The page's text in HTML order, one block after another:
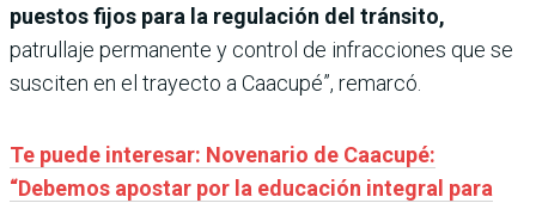
puestos fijos para la regulación del tránsito,
patrullaje permanente y control de infracciones que se
susciten en el trayecto a Caacupé”, remarcó.
Te puede interesar: Novenario de Caacupé:
“Debemos apostar por la educación integral para